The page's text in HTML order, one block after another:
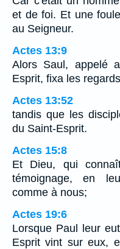
et de foi. Et une
au Seigneur.
Actes 13:9
Alors Saul, appelé
Esprit, fixa les
Actes 13:52
tandis que les
du Saint-Esprit.
Actes 15:8
Et Dieu, qui
témoignage, en
comme à nous;
Actes 19:6
Lorsque Paul leur
Esprit vint sur eux,